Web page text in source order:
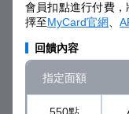
會員扣點進行付費
擇至MyCard官網
回饋內容
指定面額